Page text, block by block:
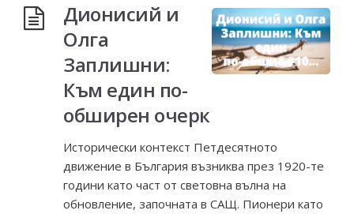
Дионисий и
Олга
Заплишни:
Към един по-
обширен очерк
Исторически контекст Петдесятното
движение в България възниква през 1920-те
години като част от световна вълна на
обновление, започната в САЩ. Пионери като